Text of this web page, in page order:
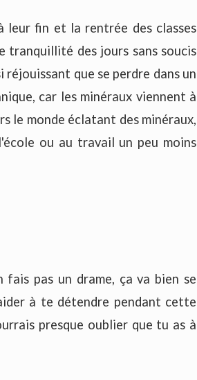
leur fin et la rentrée des classes
tranquillité des jours sans soucis
que se perdre dans un
car les minéraux viennent à
le monde éclatant des minéraux,
ou au travail un peu moins
pas un drame, ça va bien se
à te détendre pendant cette
presque oublier que tu as à